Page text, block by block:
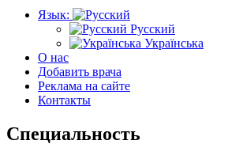
Язык:
Русский
Українська
О нас
Добавить врача
Реклама на сайте
Контакты
Специальность